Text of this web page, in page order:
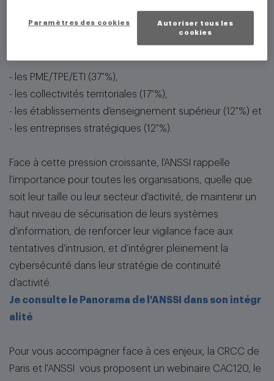
Les victimes particulièrement concernées sont :
- les PME/TPE/ETI (37 %),
- les collectivités territoriales (17 %),
- les établissements d’enseignement supérieur (12 %) et
- les entreprises stratégiques (12 %).
Face à cette pression croissante, l’ANSSI rappelle
l’importance pour toutes les organisations, quelle que
soit leur taille ou leur secteur d’activité, de maintenir un
haut niveau de sécurisation de leurs systèmes
d'information, de renforcer leur vigilance face aux
tentatives d’intrusion, et d’intégrer pleinement la
cybersécurité dans leur stratégie de continuité
d’activité.
Je consulte le Panorama de l'ANSSI dans son intégr
alité
Pour vous accompagner face à ces enjeux, la CRCC de
Paris et l'ANSSI vous proposent un webinaire CAC120, le
Autoriser tous les
cookies
Paramètres des cookies